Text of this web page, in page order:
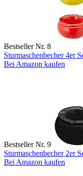
Bestseller Nr. 8
Sturmaschenbecher 4er
Bei Amazon kaufen
Bestseller Nr. 9
Sturmaschenbecher 2er
Bei Amazon kaufen